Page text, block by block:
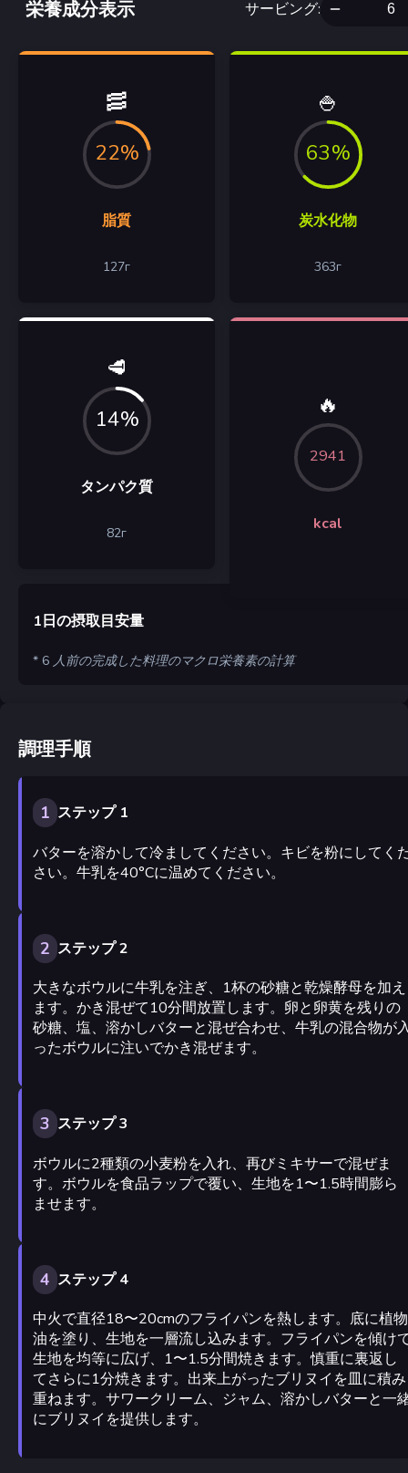
栄養成分表示 サービング:
🥓
22%
脂質
127г
🍚
63%
炭水化物
363г
🥩
14%
タンパク質
82г
🔥
2941
kcal
1日の摂取目安量
* 6 人前の完成した料理のマクロ栄養素の計算
調理手順
1 ステップ 1
バターを溶かして冷ましてください。キビを粉にしてく
さい。牛乳を40°Cに温めてください。
2 ステップ 2
大きなボウルに牛乳を注ぎ、1杯の砂糖と乾燥酵母を加え
ます。かき混ぜて10分間放置します。卵と卵黄を残りの
砂糖、塩、溶かしバターと混ぜ合わせ、牛乳の混合物が
ったボウルに注いでかき混ぜます。
3 ステップ 3
ボウルに2種類の小麦粉を入れ、再びミキサーで混ぜま
す。ボウルを食品ラップで覆い、生地を1〜1.5時間膨ら
ませます。
4 ステップ 4
中火で直径18〜20cmのフライパンを熱します。底に植物
油を塗り、生地を一層流し込みます。フライパンを傾け
生地を均等に広げ、1〜1.5分間焼きます。慎重に裏返し
てさらに1分焼きます。出来上がったブリヌイを皿に積み
重ねます。サワークリーム、ジャム、溶かしバターと一
にブリヌイを提供します。